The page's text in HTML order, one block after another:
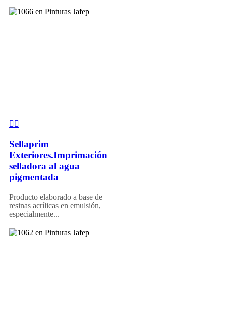
Sellaprim
Exteriores.Imprimación
selladora al agua
pigmentada
Producto elaborado a base de
resinas acrílicas en emulsión,
especialmente...